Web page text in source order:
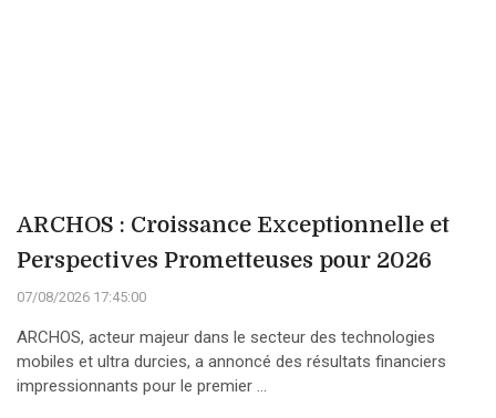
ARCHOS : Croissance Exceptionnelle et
Perspectives Prometteuses pour 2026
07/08/2026 17:45:00
ARCHOS, acteur majeur dans le secteur des technologies
mobiles et ultra durcies, a annoncé des résultats financiers
impressionnants pour le premier ...